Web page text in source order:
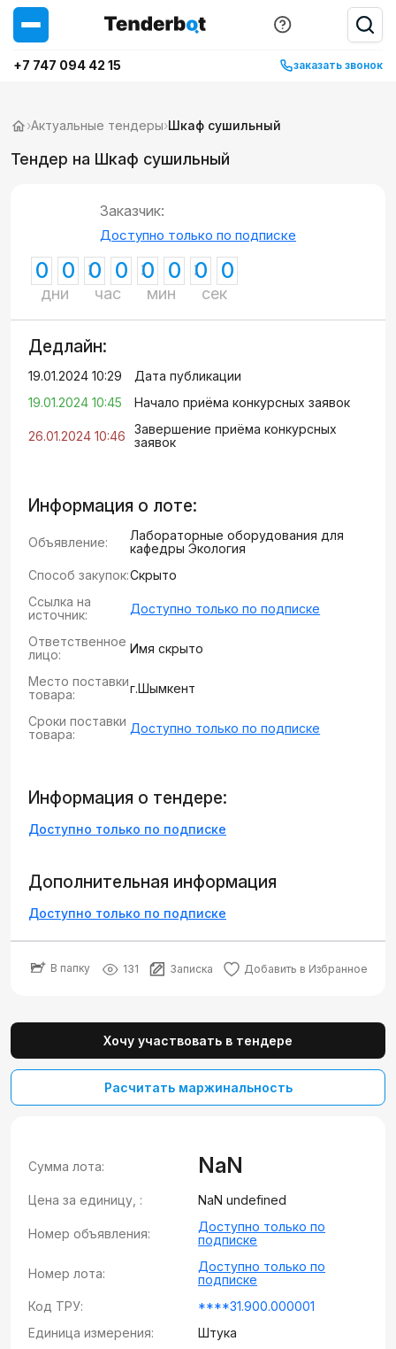
+7 747 094 42 15 заказать звонок
›Актуальные тендеры›Шкаф сушильный
Тендер на Шкаф сушильный
Заказчик:
Доступно только по подписке
0 0
дни
0 0
час
0 0
мин
0 0
сек
Дедлайн:
19.01.2024 10:29
Дата публикации
19.01.2024 10:45
Начало приёма конкурсных заявок
26.01.2024 10:46
Завершение приёма конкурсных
заявок
Информация о лоте:
Объявление:
Лабораторные оборудования для
кафедры Экология
Способ закупок:Скрыто
Ссылка на
источник:
Доступно только по подписке
Ответственное
лицо:
Имя скрыто
Место поставки
товара:
г.Шымкент
Сроки поставки
товара:
Доступно только по подписке
Информация о тендере:
Доступно только по подписке
Дополнительная информация
Доступно только по подписке
В папку 131 Записка Добавить в Избранное
Хочу участвовать в тендере
Расчитать маржинальность
Сумма лота: NaN
Цена за единицу, : NaN undefined
Номер объявления:
Доступно только по
подписке
Номер лота:
Доступно только по
подписке
Код ТРУ:
****31.900.000001
Единица измерения:
Штука